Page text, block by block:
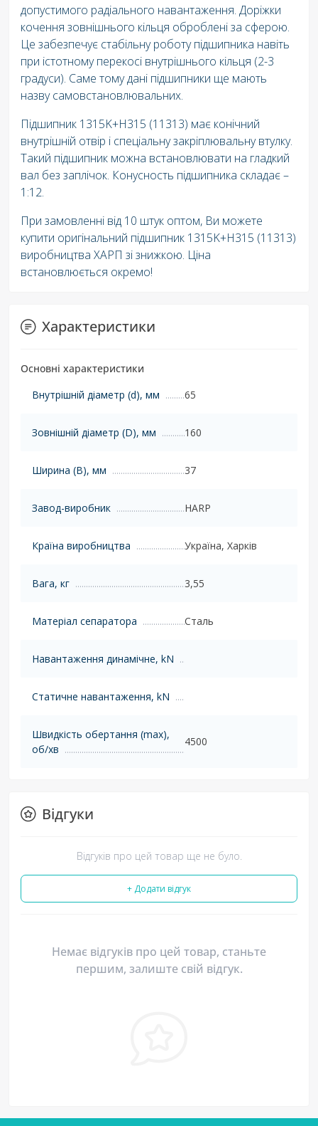
допустимого радіального навантаження. Доріжки
кочення зовнішнього кільця оброблені за сферою.
Це забезпечує стабільну роботу підшипника навіть
при істотному перекосі внутрішнього кільця (2-3
градуси). Саме тому дані підшипники ще мають
назву самовстановлювальних.
Підшипник 1315K+H315 (11313) має конічний
внутрішній отвір і спеціальну закріплювальну втулку.
Такий підшипник можна встановлювати на гладкий
вал без заплічок. Конусность підшипника складає –
1:12.
При замовленні від 10 штук оптом, Ви можете
купити оригінальний підшипник 1315K+H315 (11313)
виробництва ХАРП зі знижкою. Ціна
встановлюється окремо!
Характеристики
Основні характеристики
Внутрішній діаметр (d), мм
65
Зовнішній діаметр (D), мм 160
Ширина (B), мм 37
Завод-виробник HARP
Країна виробництва Україна, Харків
Вага, кг 3,55
Матеріал сепаратора Сталь
Навантаження динамічне, kN
Статичне навантаження, kN
Швидкість обертання (max),
об/хв
4500
Відгуки
Відгуків про цей товар ще не було.
+ Додати відгук
Немає відгуків про цей товар, станьте
першим, залиште свій відгук.